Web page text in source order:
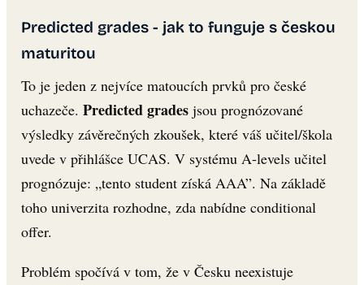
Predicted grades - jak to funguje s českou
maturitou
To je jeden z nejvíce matoucích prvků pro české
uchazeče. Predicted grades jsou prognózované
výsledky závěrečných zkoušek, které váš učitel/škola
uvede v přihlášce UCAS. V systému A-levels učitel
prognózuje: „tento student získá AAA”. Na základě
toho univerzita rozhodne, zda nabídne conditional
offer.
Problém spočívá v tom, že v Česku neexistuje